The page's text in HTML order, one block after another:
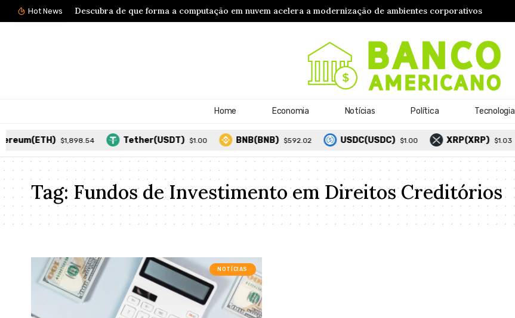
Hot News Descubra de que forma a computação em nuvem acelera a modernização de ambientes corporativos
Home Economia Notícias Política Tecnologia
$1,898.54 Tether(USDT) $1.00 BNB(BNB) $592.02 USDC(USDC) $1.00 XRP(XRP) $1.03
Tag: Fundos de Investimento em Direitos Creditórios
NOTÍCIAS